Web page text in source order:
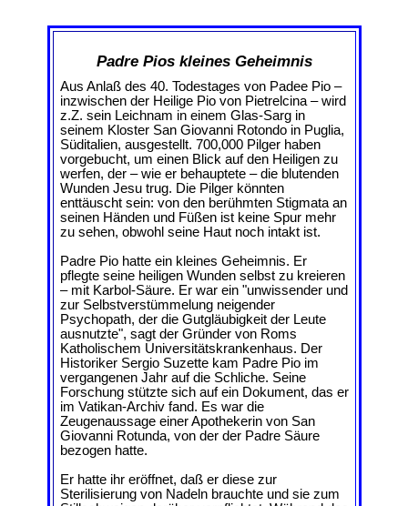
Padre Pios kleines Geheimnis
Aus Anlaß des 40. Todestages von Padee Pio –
inzwischen der Heilige Pio von Pietrelcina – wird
z.Z. sein Leichnam in einem Glas-Sarg in
seinem Kloster San Giovanni Rotondo in Puglia,
Süditalien, ausgestellt. 700,000 Pilger haben
vorgebucht, um einen Blick auf den Heiligen zu
werfen, der – wie er behauptete – die blutenden
Wunden Jesu trug. Die Pilger könnten
enttäuscht sein: von den berühmten Stigmata an
seinen Händen und Füßen ist keine Spur mehr
zu sehen, obwohl seine Haut noch intakt ist.
Padre Pio hatte ein kleines Geheimnis. Er
pflegte seine heiligen Wunden selbst zu kreieren
– mit Karbol-Säure. Er war ein "unwissender und
zur Selbstverstümmelung neigender
Psychopath, der die Gutgläubigkeit der Leute
ausnutzte", sagt der Gründer von Roms
Katholischem Universitätskrankenhaus. Der
Historiker Sergio Suzette kam Padre Pio im
vergangenen Jahr auf die Schliche. Seine
Forschung stützte sich auf ein Dokument, das er
im Vatikan-Archiv fand. Es war die
Zeugenaussage einer Apothekerin von San
Giovanni Rotunda, von der der Padre Säure
bezogen hatte.
Er hatte ihr eröffnet, daß er diese zur
Sterilisierung von Nadeln brauchte und sie zum